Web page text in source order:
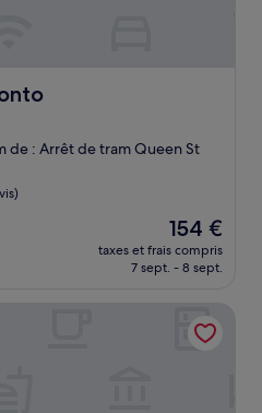
de : Arrêt de tram Queen St
Le
nouveau
prix
de
154 €
154 €
taxes et frais compris
7 sept. - 8 sept.